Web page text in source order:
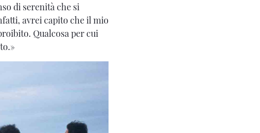
di serenità che si
avrei capito che il mio
Qualcosa per cui